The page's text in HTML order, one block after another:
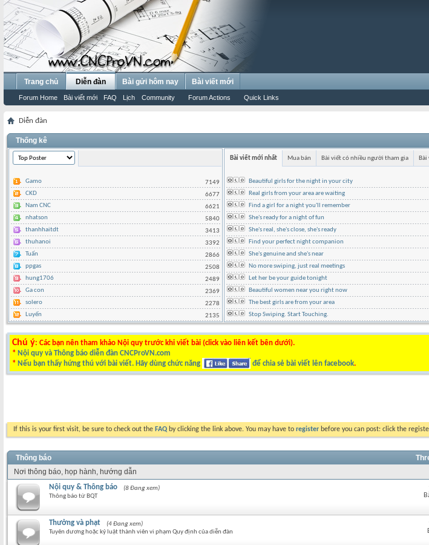
Trang chủ Diễn đàn
Forum Home Bài viết mới FAQ Lịch Community Forum Actions Quick Links
Bài gửi hôm nay Bài viết mới
Diễn đàn
Thống kê
7149
Gamo
6677
CKD
6621
Nam CNC
5840
nhatson
3413
thanhhaitdt
3392
thuhanoi
2866
Tuấn
2508
ppgas
2489
hung1706
2369
Ga con
2278
solero
2135
Luyến
Bài viết mới nhất Mua bán Bài viết có nhiều người tham gia Bài
Beautiful girls for the night in your city
Real girls from your area are waiting
Find a girl for a night you'll remember
She's ready for a night of fun
She's real, she's close, she's ready
Find your perfect night companion
She's genuine and she's near
No more swiping, just real meetings
Let her be your guide tonight
Beautiful women near you right now
The best girls are from your area
Stop Swiping. Start Touching.
Chú ý: Các bạn nên tham khảo Nội quy trước khi viết bài (click vào liên kết bên dưới).
* Nội quy và Thông báo diễn đàn CNCProVN.com
* Nếu bạn thấy hứng thú với bài viết. Hãy dùng chức năng để chia sẻ bài viết lên facebook.
If this is your first visit, be sure to check out the FAQ by clicking the link above. You may have to register before you can post: click the
Thông báo
Nơi thông báo, họp hành, hướng dẫn
Nội quy & Thông báo
(8 Đang xem)
Thông báo từ BQT
diễn
Thưởng và phạt
(4 Đang xem)
Tuyên dương hoặc kỷ luật thành viên vi phạm Quy định của diễn đàn